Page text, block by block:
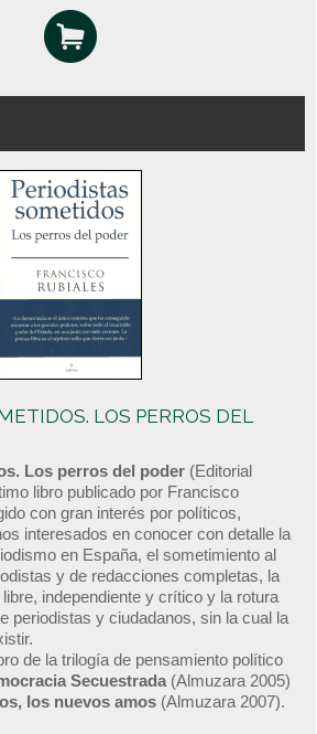
LOS PERROS DEL
Los perros del poder (Editorial
libro publicado por Francisco
con gran interés por políticos,
interesados en conocer con detalle la
en España, el sometimiento al
y de redacciones completas, la
independiente y crítico y la rotura
periodistas y ciudadanos, sin la cual la
de la trilogía de pensamiento político
Secuestrada (Almuzara 2005)
los nuevos amos (Almuzara 2007).